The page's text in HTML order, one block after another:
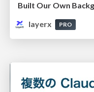
Built Our Own
layerx
PRO